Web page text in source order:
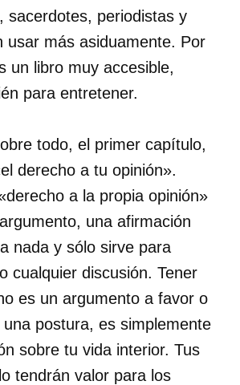
sacerdotes, periodistas y
usar más asiduamente. Por
un libro muy accesible,
para entretener.
todo, el primer capítulo,
derecho a tu opinión».
a la propia opinión»
una afirmación
nada y sólo sirve para
cualquier discusión. Tener
es un argumento a favor o
postura, es simplemente
sobre tu vida interior. Tus
tendrán valor para los